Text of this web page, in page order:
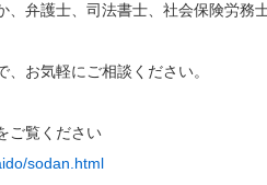
、弁護士、司法書士、社会保険労務
お気軽にご相談ください。
ご覧ください
sodan.html